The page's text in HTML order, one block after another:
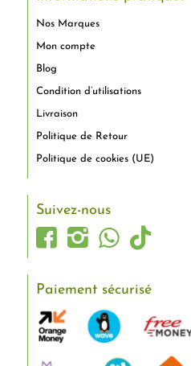
Nos Marques
Mon compte
Blog
Condition d’utilisations
Livraison
Politique de Retour
Politique de cookies (UE)
Suivez-nous
Paiement sécurisé